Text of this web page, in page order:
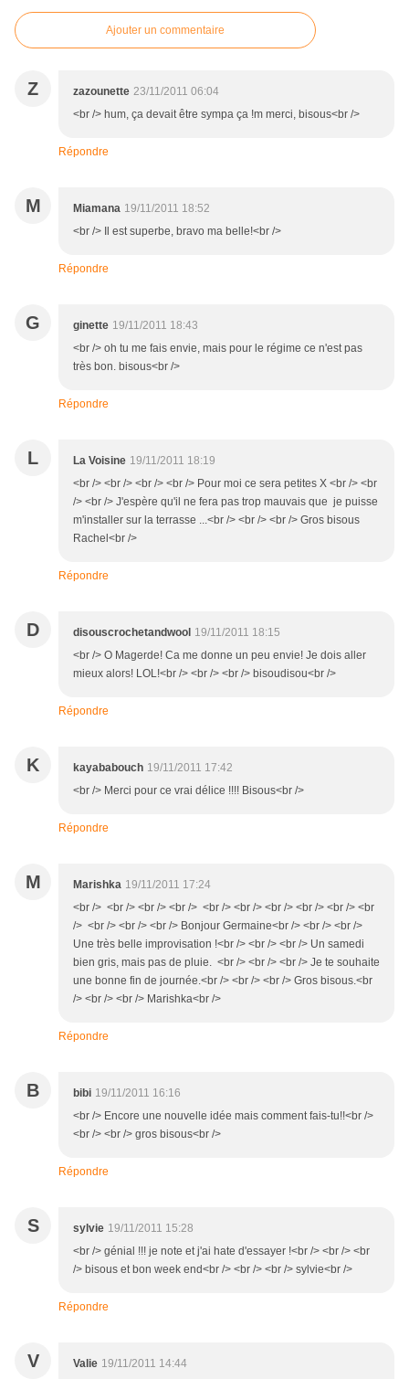
Ajouter un commentaire
Z zazounette 23/11/2011 06:04
<br /> hum, ça devait être sympa ça !m merci, bisous<br />
Répondre
M Miamana 19/11/2011 18:52
<br /> Il est superbe, bravo ma belle!<br />
Répondre
G ginette 19/11/2011 18:43
<br /> oh tu me fais envie, mais pour le régime ce n'est pas
très bon. bisous<br />
Répondre
L La Voisine 19/11/2011 18:19
<br /> <br /> <br /> <br /> Pour moi ce sera petites X <br /> <br
/> <br /> J'espère qu'il ne fera pas trop mauvais que je puisse
m'installer sur la terrasse ...<br /> <br /> <br /> Gros bisous
Rachel<br />
Répondre
D disouscrochetandwool 19/11/2011 18:15
<br /> O Magerde! Ca me donne un peu envie! Je dois aller
mieux alors! LOL!<br /> <br /> <br /> bisoudisou<br />
Répondre
K kayababouch 19/11/2011 17:42
<br /> Merci pour ce vrai délice !!!! Bisous<br />
Répondre
M Marishka 19/11/2011 17:24
<br /> <br /> <br /> <br /> <br /> <br /> <br /> <br /> <br /> <br
/> <br /> <br /> <br /> Bonjour Germaine<br /> <br /> <br />
Une très belle improvisation !<br /> <br /> <br /> Un samedi
bien gris, mais pas de pluie. <br /> <br /> <br /> Je te souhaite
une bonne fin de journée.<br /> <br /> <br /> Gros bisous.<br
/> <br /> <br /> Marishka<br />
Répondre
B bibi 19/11/2011 16:16
<br /> Encore une nouvelle idée mais comment fais-tu!!<br />
<br /> <br /> gros bisous<br />
Répondre
S sylvie 19/11/2011 15:28
<br /> génial !!! je note et j'ai hate d'essayer !<br /> <br /> <br
/> bisous et bon week end<br /> <br /> <br /> sylvie<br />
Répondre
V Valie 19/11/2011 14:44